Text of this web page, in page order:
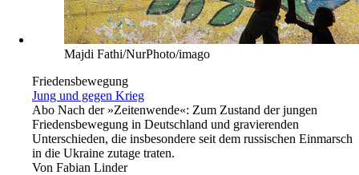
Majdi Fathi/NurPhoto/imago
Friedensbewegung
Jung und gegen Krieg
Abo Nach der »Zeitenwende«: Zum Zustand der jungen
Friedensbewegung in Deutschland und gravierenden
Unterschieden, die insbesondere seit dem russischen Einmarsch
in die Ukraine zutage traten.
Von Fabian Linder